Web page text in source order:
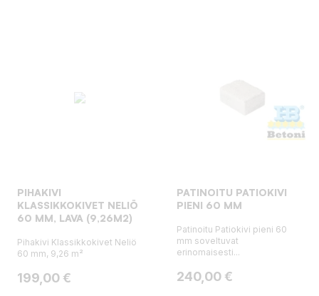
PIHAKIVI
KLASSIKKOKIVET NELIÖ
60 MM, LAVA (9,26M2)
Pihakivi Klassikkokivet Neliö
60 mm, 9,26 m²
Hinta
199,00 €
PATINOITU PATIOKIVI
PIENI 60 MM
Patinoitu Patiokivi pieni 60
mm soveltuvat
erinomaisesti...
Hinta
240,00 €